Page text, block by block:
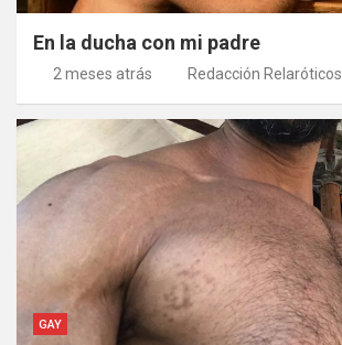
En la ducha con mi padre
2 meses atrás Redacción Relaróticos
GAY